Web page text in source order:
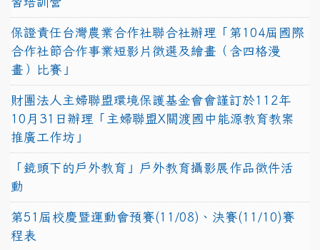
保證責任台灣農業合作社聯合社辦理「第104屆國際
合作社節合作事業短影片徵選及繪畫（含四格漫
畫）比賽」
財團法人主婦聯盟環境保護基金會會謹訂於112年
10月31日辦理「主婦聯盟X關渡國中能源教育教案
推廣工作坊」
「鏡頭下的戶外教育」戶外教育攝影展作品徵件活
動
第51屆校慶暨運動會預賽(11/08)、決賽(11/10)賽
程表